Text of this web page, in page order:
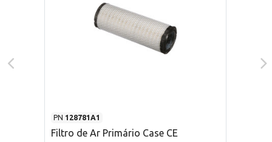
PN 128781A1
Filtro de Ar Primário Case CE